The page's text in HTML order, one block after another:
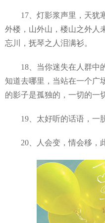
17、灯影浆声里，天犹
外楼，山外山，楼山之外人
忘川，抚琴之人泪满衫。
18、当你迷失在人群中
知道去哪里，当站在一个广
的影子是孤独的，一切的一
19、太好听的话语，一脱
20、人会变，情会移，此